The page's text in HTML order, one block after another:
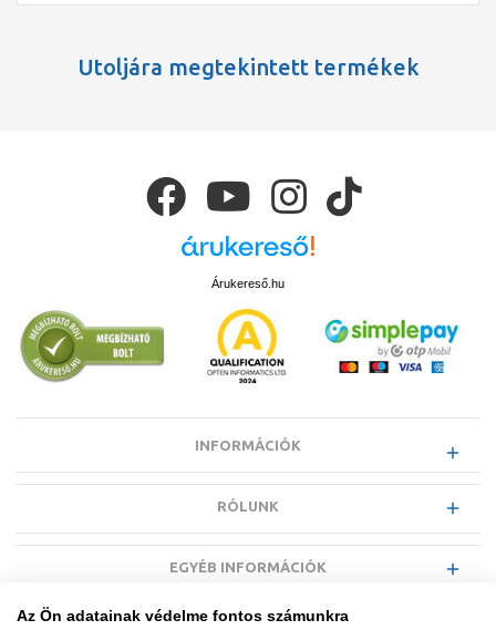
Utoljára megtekintett termékek
Árukereső.hu
INFORMÁCIÓK
RÓLUNK
EGYÉB INFORMÁCIÓK
Az Ön adatainak védelme fontos számunkra